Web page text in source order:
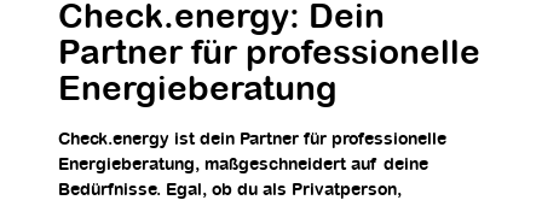
Check.energy: Dein
Partner für professionelle
Energieberatung
Check.energy ist dein Partner für professionelle
Energieberatung, maßgeschneidert auf deine
Bedürfnisse. Egal, ob du als Privatperson,